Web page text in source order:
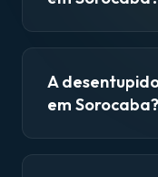
A
em Sorocaba?